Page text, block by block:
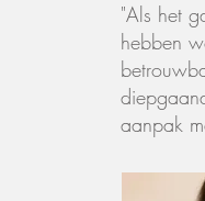
"Als het
hebben
aanpak